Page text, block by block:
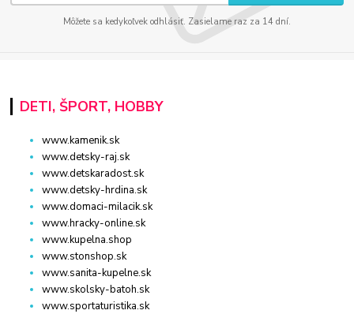
Môžete sa kedykoľvek odhlásiť. Zasielame raz za 14 dní.
DETI, ŠPORT, HOBBY
www.kamenik.sk
www.detsky-raj.sk
www.detskaradost.sk
www.detsky-hrdina.sk
www.domaci-milacik.sk
www.hracky-online.sk
www.kupelna.shop
www.stonshop.sk
www.sanita-kupelne.sk
www.skolsky-batoh.sk
www.sportaturistika.sk